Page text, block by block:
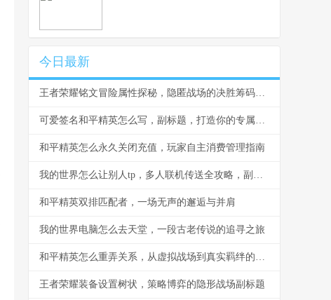
今日最新
王者荣耀铭文冒险属性探秘，隐匿战场的决胜筹码，副标题，资深玩家深度解析属性背后的战略价值
可爱签名和平精英怎么写，副标题，打造你的专属萌趣战场印记
和平精英怎么永久关闭充值，玩家自主消费管理指南
我的世界怎么让别人tp，多人联机传送全攻略，副标题，掌握指令与权限轻松实现玩家传送
和平精英双排匹配者，一场无声的邂逅与并肩
我的世界电脑怎么去天堂，一段古老传说的追寻之旅
和平精英怎么重弄关系，从虚拟战场到真实羁绊的思考
王者荣耀装备设置树状，策略博弈的隐形战场副标题